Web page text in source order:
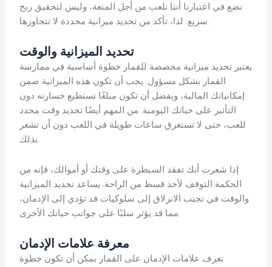
نضع في اعتبارنا أننا نلعب من أجل المتعة، وليس لتحقيق ربح
سريع. لذا، تأكد من تحديد ميزانية محددة لا تتجاوزها.
تحديد الميزانية والوقت
يعتبر تحديد ميزانية مخصصة للقمار خطوة أساسية في ممارسة
القمار بشكل مسؤول. يجب أن تكون هذه الميزانية ضمن
إمكانياتك المالية، ويفضل أن تكون مبلغًا تستطيع خسارته دون
التأثير على حياتك اليومية. من المهم أيضًا تحديد وقت محدد
للعب، حتى لا تستغرق ساعات طويلة في اللعب دون أن تشعر
بذلك.
إذا شعرت أنك تفقد السيطرة على وقتك أو أموالك، فإنه من
الحكمة التوقف لأخذ قسط من الراحة. يساعد تحديد الميزانية
والوقت في تجنب الانزلاق إلى سلوكيات قد تؤدي إلى الإدمان،
مما قد يؤثر سلبًا على جوانب حياتك الأخرى.
معرفة علامات الإدمان
تعرف علامات الإدمان على القمار يمكن أن تكون خطوة